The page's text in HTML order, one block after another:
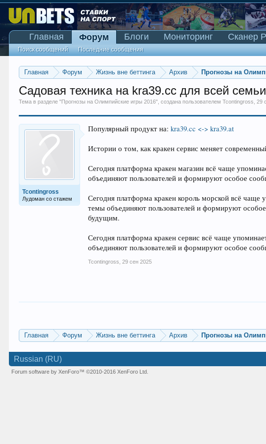
Главная Форум Жизнь вне беттинга Архив Прогнозы на
Садовая техника на kra39.cc для всей
Тема в разделе "Прогнозы на Олимпийские игры 2016", создана пользователемTcontingross ,29
Tcontingross
Лудоман со стажем
Популярный продукт на:kra39.cc <-> kra39.at
Истории о том, как кракен сервис меняет
Сегодня платформа кракен магазин всё чаще
объединяют пользователей и формируют особое
Сегодня платформа кракен король морской всё чаще
темы объединяют пользователей и формируют
будущим.
Сегодня платформа кракен сервис всё чаще
объединяют пользователей и формируют особое
Tcontingross 29 сен 2025
Главная Форум Жизнь вне беттинга Архив Прогнозы на
Главная Форум
Поиск сообщений Последние сообщения
Блоги Мониторинг Сканер
Russian (RU)
Forum software by XenForo™©2010-2016 XenForo Ltd.